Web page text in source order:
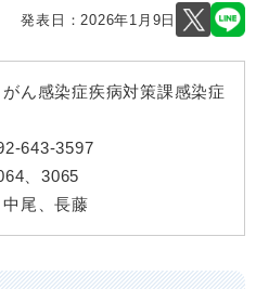
発表日：2026年1月9日
がん感染症疾病対策課感染症
643-3597
、3065
中尾、長藤